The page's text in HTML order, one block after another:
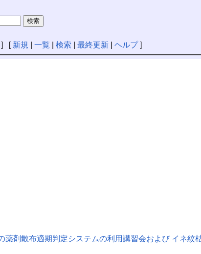
] [ 新規 一覧 検索 最終更新| ヘルプ]
薬剤散布適期判定システムの利用講習会および イネ